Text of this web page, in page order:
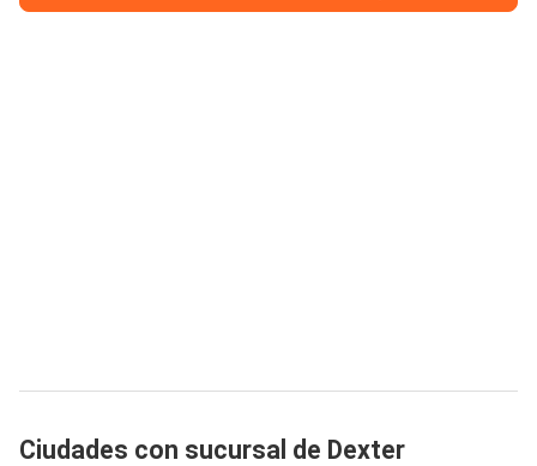
Ciudades con sucursal de Dexter